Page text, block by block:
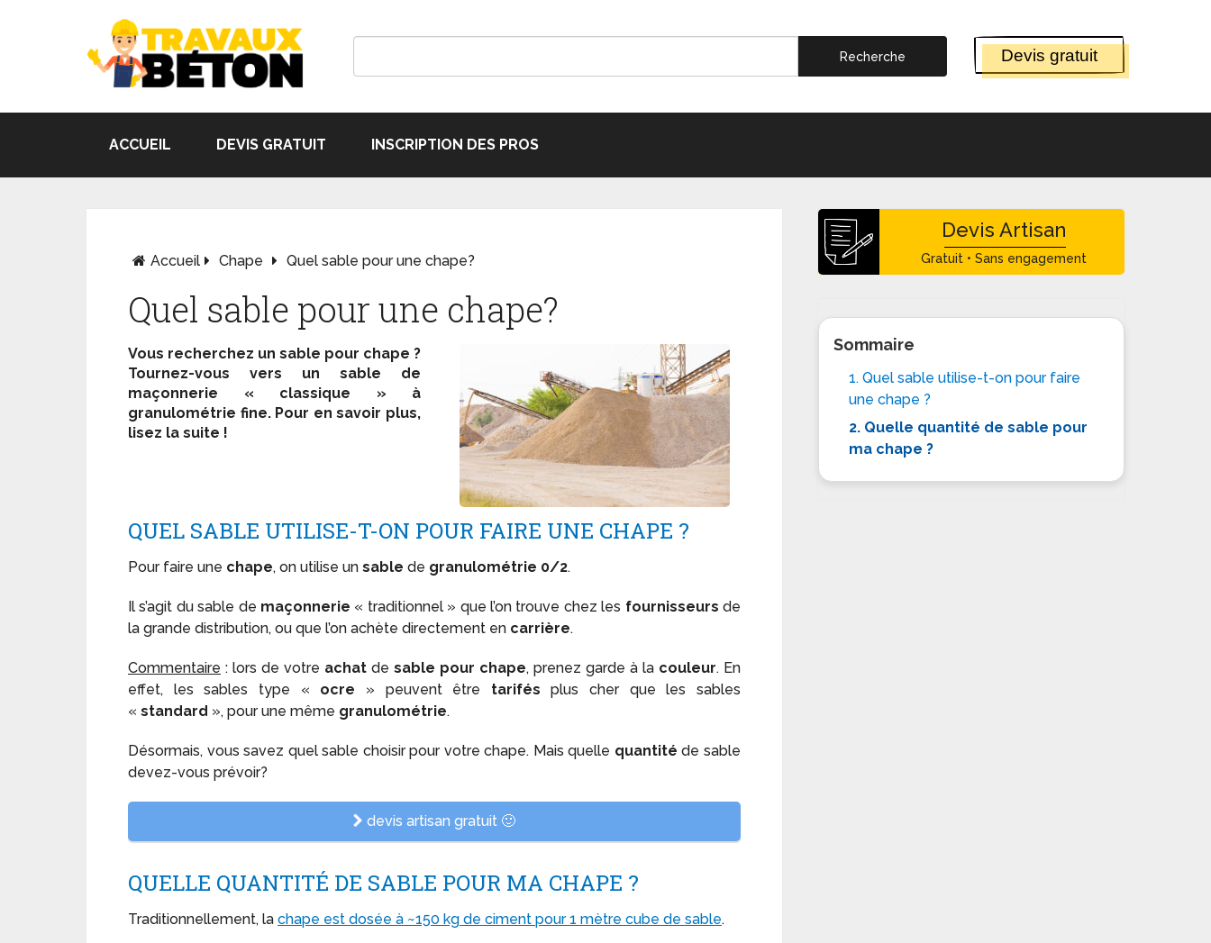
Devis gratuit
ACCUEIL DEVIS GRATUIT INSCRIPTION DES PROS
Accueil Chape Quel sable pour une chape?
Quel sable pour une chape?
Vous recherchez un sable pour chape ?
Tournez-vous vers un sable de
maçonnerie « classique » à
granulométrie fine. Pour en savoir plus,
lisez la suite !
QUEL SABLE UTILISE-T-ON POUR FAIRE UNE CHAPE ?
Pour faire une chape, on utilise un sable de granulométrie 0/2.
Il s’agit du sable de maçonnerie « traditionnel » que l’on trouve chez les fournisseurs de
la grande distribution, ou que l’on achète directement en carrière.
Commentaire : lors de votre achat de sable pour chape, prenez garde à la couleur. En
effet, les sables type « ocre » peuvent être tarifés plus cher que les sables
« standard », pour une même granulométrie.
Désormais, vous savez quel sable choisir pour votre chape. Mais quelle quantité de sable
devez-vous prévoir?
devis artisan gratuit 🙂
QUELLE QUANTITÉ DE SABLE POUR MA CHAPE ?
Traditionnellement, la chape est dosée à ~150 kg de ciment pour 1 mètre cube de sable.
Devis Artisan
Gratuit • Sans engagement
Sommaire
1. Quel sable utilise-t-on pour faire
une chape ?
2. Quelle quantité de sable pour
ma chape ?